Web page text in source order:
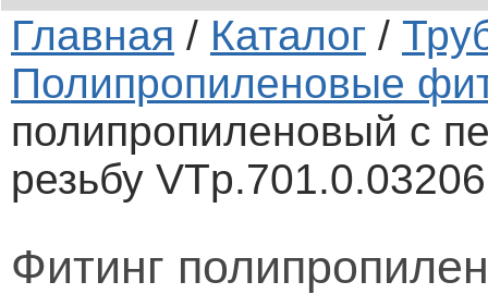
Главная / Каталог /
Полипропиленовые
полипропиленовый с
резьбу VTp.701.0.03206
Фитинг